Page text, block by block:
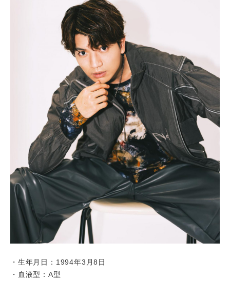
・生年月日：1994年3月8日
・血液型：A型